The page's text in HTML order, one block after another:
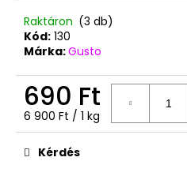
Raktáron (3 db)
Kód: 130
Márka:Gusto
690 Ft
Egységár:
6 900 Ft / 1 kg
Kérdés
SZERENCSESÜTI
DB
149
Ft